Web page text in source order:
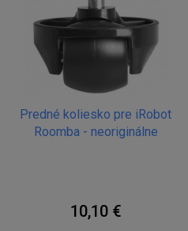
Predné koliesko pre iRobot
Roomba - neoriginálne
10,10 €